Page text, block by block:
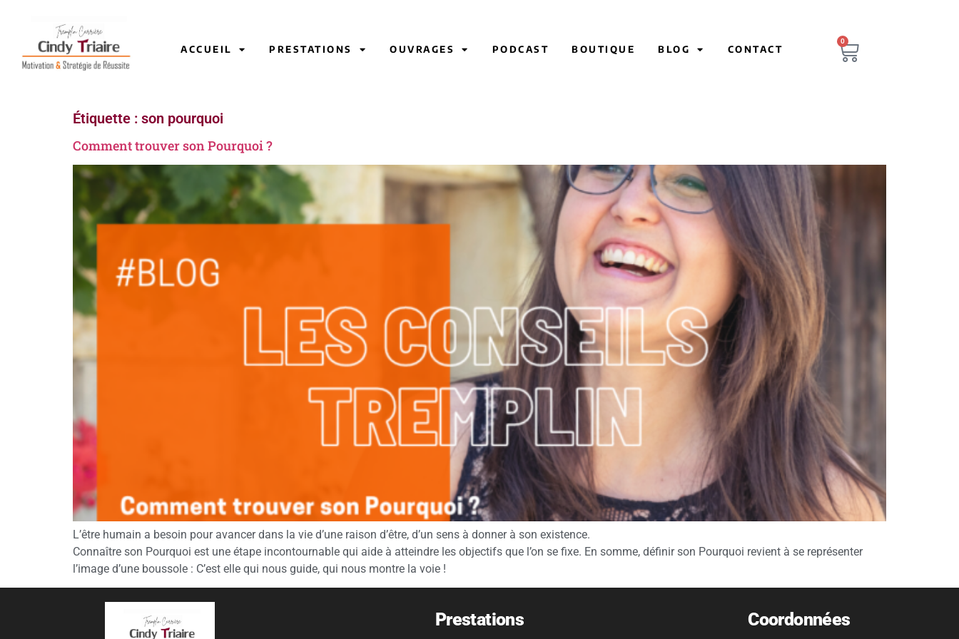
ACCUEIL PRESTATIONS OUVRAGES PODCAST BOUTIQUE BLOG CONTACT
0
Étiquette : son pourquoi
Comment trouver son Pourquoi ?
L’être humain a besoin pour avancer dans la vie d’une raison d’être, d’un sens à donner à son existence.
Connaître son Pourquoi est une étape incontournable qui aide à atteindre les objectifs que l’on se fixe. En somme, définir son Pourquoi revient à se représenter
l’image d’une boussole : C’est elle qui nous guide, qui nous montre la voie !
Prestations Coordonnées